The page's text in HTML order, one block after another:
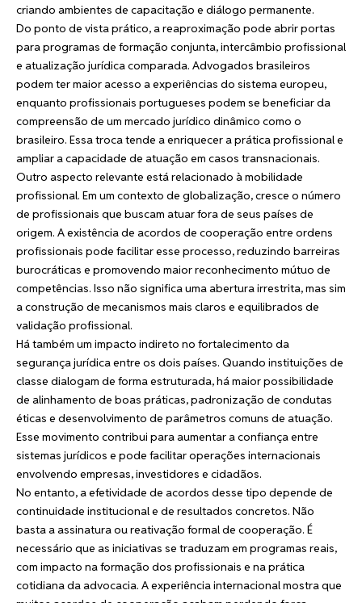
criando ambientes de capacitação e diálogo permanente.
Do ponto de vista prático, a reaproximação pode abrir portas
para programas de formação conjunta, intercâmbio profissional
e atualização jurídica comparada. Advogados brasileiros
podem ter maior acesso a experiências do sistema europeu,
enquanto profissionais portugueses podem se beneficiar da
compreensão de um mercado jurídico dinâmico como o
brasileiro. Essa troca tende a enriquecer a prática profissional e
ampliar a capacidade de atuação em casos transnacionais.
Outro aspecto relevante está relacionado à mobilidade
profissional. Em um contexto de globalização, cresce o número
de profissionais que buscam atuar fora de seus países de
origem. A existência de acordos de cooperação entre ordens
profissionais pode facilitar esse processo, reduzindo barreiras
burocráticas e promovendo maior reconhecimento mútuo de
competências. Isso não significa uma abertura irrestrita, mas sim
a construção de mecanismos mais claros e equilibrados de
validação profissional.
Há também um impacto indireto no fortalecimento da
segurança jurídica entre os dois países. Quando instituições de
classe dialogam de forma estruturada, há maior possibilidade
de alinhamento de boas práticas, padronização de condutas
éticas e desenvolvimento de parâmetros comuns de atuação.
Esse movimento contribui para aumentar a confiança entre
sistemas jurídicos e pode facilitar operações internacionais
envolvendo empresas, investidores e cidadãos.
No entanto, a efetividade de acordos desse tipo depende de
continuidade institucional e de resultados concretos. Não
basta a assinatura ou reativação formal de cooperação. É
necessário que as iniciativas se traduzam em programas reais,
com impacto na formação dos profissionais e na prática
cotidiana da advocacia. A experiência internacional mostra que